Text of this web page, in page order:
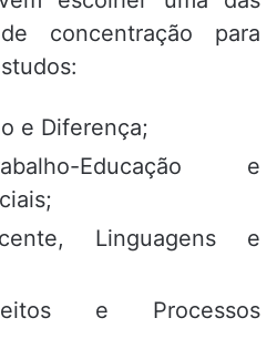
concentração para
:
e Diferença;
Educação e
;
Linguagens e
e Processos